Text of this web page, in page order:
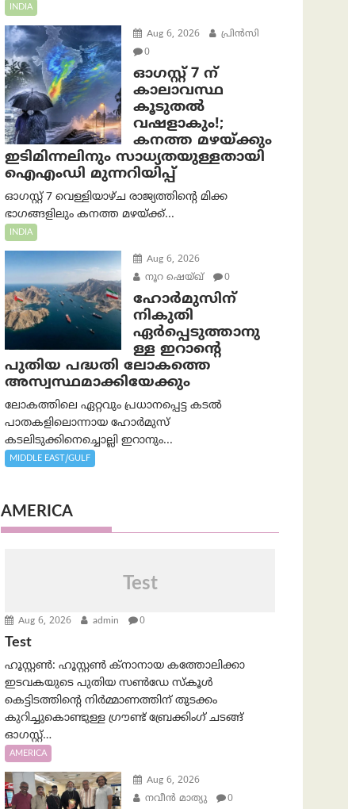
INDIA
Aug 6, 2026
പ്രിന്‍സി
0
ഓഗസ്റ്റ് 7 ന്
കാലാവസ്ഥ
കൂടുതൽ
വഷളാകും!;
കനത്ത മഴയ്ക്കും
ഇടിമിന്നലിനും സാധ്യതയുള്ളതായി
ഐഎംഡി മുന്നറിയിപ്പ്
ഓഗസ്റ്റ് 7 വെള്ളിയാഴ്ച രാജ്യത്തിന്റെ മിക്ക
ഭാഗങ്ങളിലും കനത്ത മഴയ്ക്ക്...
INDIA
Aug 6, 2026
നൂറ ഷെയ്ഖ്
0
ഹോർമുസിന്
നികുതി
ഏർപ്പെടുത്താനു
ള്ള ഇറാന്റെ
പുതിയ പദ്ധതി ലോകത്തെ
അസ്വസ്ഥമാക്കിയേക്കും
ലോകത്തിലെ ഏറ്റവും പ്രധാനപ്പെട്ട കടൽ
പാതകളിലൊന്നായ ഹോർമുസ്
കടലിടുക്കിനെച്ചൊല്ലി ഇറാനും...
MIDDLE EAST/GULF
AMERICA
Test
Aug 6, 2026 admin 0
Test
ഹൂസ്റ്റൺ: ഹൂസ്റ്റൺ ക്നാനായ കത്തോലിക്കാ
ഇടവകയുടെ പുതിയ സൺഡേ സ്കൂൾ
കെട്ടിടത്തിന്റെ നിർമ്മാണത്തിന് തുടക്കം
കുറിച്ചുകൊണ്ടുള്ള ഗ്രൗണ്ട് ബ്രേക്കിംഗ് ചടങ്ങ്
ഓഗസ്റ്റ്…
AMERICA
Aug 6, 2026
നവീൻ മാത്യു
0